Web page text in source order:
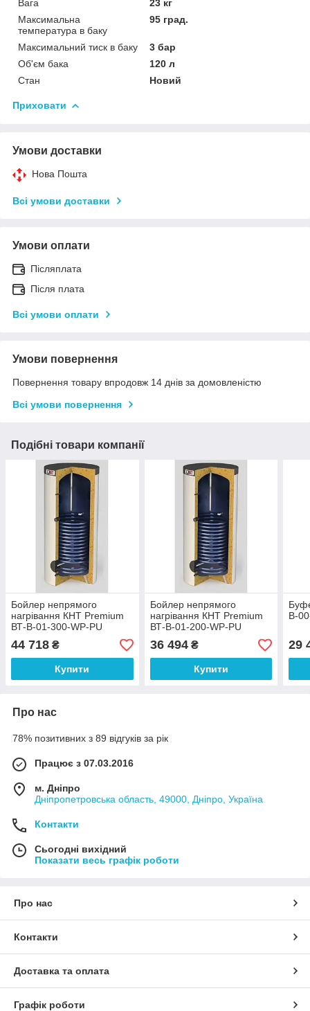
Вага
23 кг
Максимальна
температура в баку
95 град.
Максимальний тиск в баку
3 бар
Об'єм бака
120 л
Стан
Новий
Приховати
Умови доставки
Нова Пошта
Всі умови доставки
Умови оплати
Післяплата
Після плата
Всі умови оплати
Умови повернення
Повернення товару впродовж 14 днів за домовленістю
Всі умови повернення
Подібні товари компанії
Бойлер непрямого
нагрівання КНТ Premium
ВТ-B-01-300-WP-PU
44 718 ₴
Купити
Бойлер непрямого
нагрівання КНТ Premium
ВТ-B-01-200-WP-PU
36 494₴
Купити
В-
29
Про нас
78% позитивних з 89 відгуків за рік
Працює з 07.03.2016
м. Дніпро
Дніпропетровська область, 49000, Дніпро, Україна
Контакти
Сьогодні вихідний
Показати весь графік роботи
Про нас
Контакти
Доставка та оплата
Графік роботи